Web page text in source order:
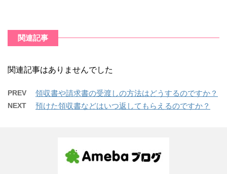
関連記事
関連記事はありませんでした
PREV 領収書や請求書の受渡しの方法はどうするのですか？
NEXT 預けた領収書などはいつ返してもらえるのですか？